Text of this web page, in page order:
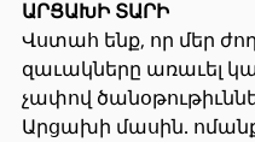
ԱՐՑԱԽԻ ՏԱՐԻ
Վստահ ենք, որ մեր
զաւակները առաւել
չափով
Արցախի մասին.